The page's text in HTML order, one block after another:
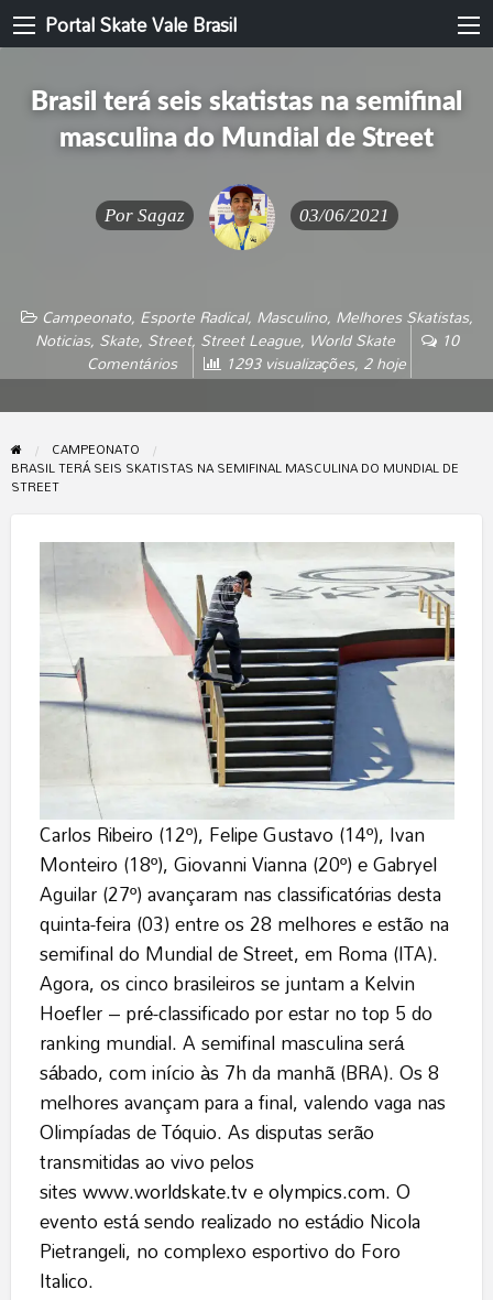
Portal Skate Vale Brasil
Brasil terá seis skatistas na semifinal
masculina do Mundial de Street
Por Sagaz 03/06/2021
Campeonato, Esporte Radical, Masculino, Melhores Skatistas,
Noticias, Skate, Street, Street League, World Skate 10
Comentários 1293 visualizações, 2 hoje
CAMPEONATO
BRASIL TERÁ SEIS SKATISTAS NA SEMIFINAL MASCULINA DO MUNDIAL DE
STREET
Carlos Ribeiro (12º), Felipe Gustavo (14º), Ivan
Monteiro (18º), Giovanni Vianna (20º) e Gabryel
Aguilar (27º) avançaram nas classificatórias desta
quinta-feira (03) entre os 28 melhores e estão na
semifinal do Mundial de Street, em Roma (ITA).
Agora, os cinco brasileiros se juntam a Kelvin
Hoefler – pré-classificado por estar no top 5 do
ranking mundial. A semifinal masculina será
sábado, com início às 7h da manhã (BRA). Os 8
melhores avançam para a final, valendo vaga nas
Olimpíadas de Tóquio. As disputas serão
transmitidas ao vivo pelos
siteswww.worldskate.tveolympics.com. O
evento está sendo realizado no estádio Nicola
Pietrangeli, no complexo esportivo do Foro
Italico.